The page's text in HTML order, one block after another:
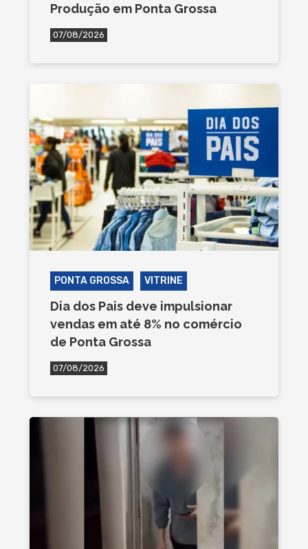
Produção em Ponta Grossa
07/08/2026
PONTA GROSSA VITRINE
Dia dos Pais deve impulsionar
vendas em até 8% no comércio
de Ponta Grossa
07/08/2026